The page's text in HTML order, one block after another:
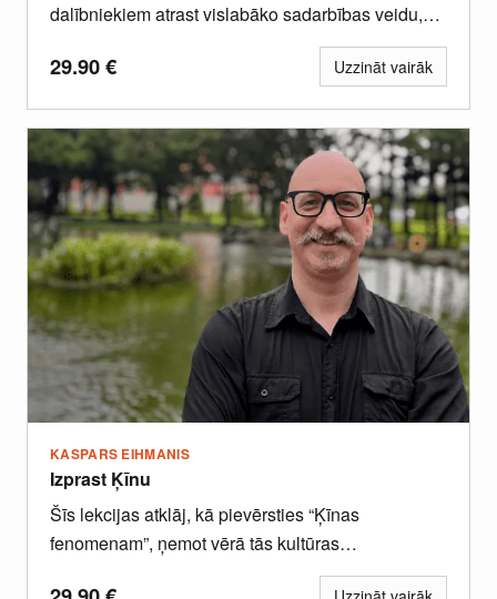
dalībniekiem atrast vislabāko sadarbības veidu,
atpazīt un pilnveidot savus talantus un...
29.90€ Uzzināt vairāk
KASPARS EIHMANIS
Izprast Ķīnu
Šīs lekcijas atklāj, kā pievērsties “Ķīnas
fenomenam”, ņemot vērā tās kultūras
pamatelementus, sabiedrības galvenās vērtības